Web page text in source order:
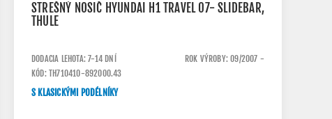
STREŠNÝ NOSIČ HYUNDAI H1 TRAVEL 07- SLIDEBAR,
THULE
DODACIA LEHOTA: 7-14 DNÍ
ROK VÝROBY: 09/2007 -
KÓD: TH710410-892000.43
S KLASICKÝMI PODÉLNÍKY